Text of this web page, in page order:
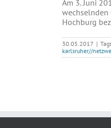
Am 3. Juni
wechselnden
Hochburg
30.05.2017 |
karlsruher//